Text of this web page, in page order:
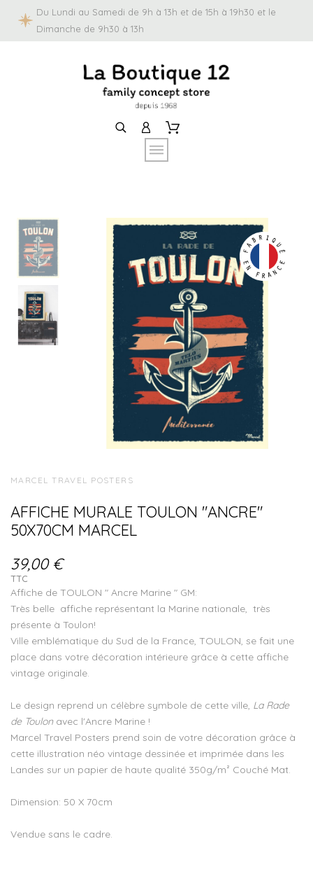
Du Lundi au Samedi de 9h à 13h et de 15h à 19h30 et le
Dimanche de 9h30 à 13h
MARCEL TRAVEL POSTERS
AFFICHE MURALE TOULON "ANCRE"
50X70CM MARCEL
39,00 €
TTC
Affiche de TOULON " Ancre Marine " GM:
Très belle affiche représentant la Marine nationale, très
présente à Toulon!
Ville emblématique du Sud de la France, TOULON, se fait une
place dans votre décoration intérieure grâce à cette affiche
vintage originale.
Le design reprend un célèbre symbole de cette ville, La Rade
de Toulonavec l'Ancre Marine !
Marcel Travel Posters prend soin de votre décoration grâce à
cette illustration néo vintage dessinée et imprimée dans les
Landes sur un papier de haute qualité 350g/m² Couché Mat.
Dimension: 50 X 70cm
Vendue sans le cadre.